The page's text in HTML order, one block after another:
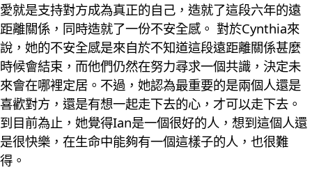
愛就是支持對方成為真正的自己，造就了這段六年的遠
距離關係，同時造就了一份不安全感。 對於Cynthia來
說，她的不安全感是來自於不知道這段遠距離關係甚麼
時候會結束，而他們仍然在努力尋求一個共識，決定未
來會在哪裡定居。不過，她認為最重要的是兩個人還是
喜歡對方，還是有想一起走下去的心，才可以走下去。
到目前為止，她覺得Ian是一個很好的人，想到這個人還
是很快樂，在生命中能夠有一個這樣子的人，也很難
得。